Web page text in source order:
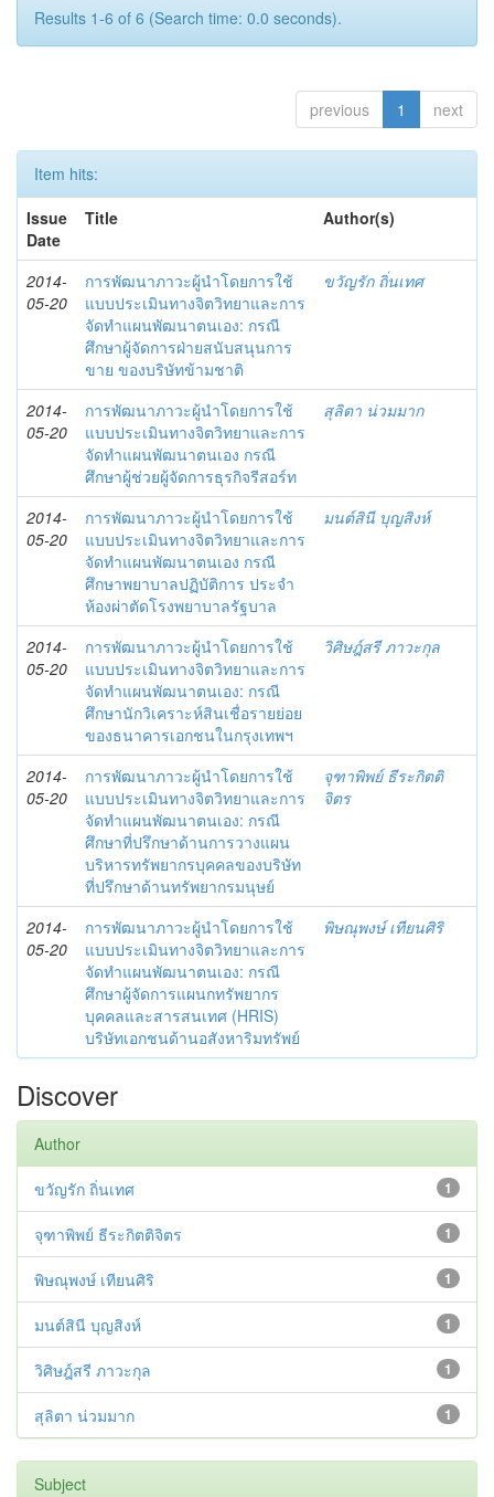
Results 1-6 of 6 (Search time: 0.0 seconds).
previous 1 next
Item hits:
Issue
Date
Title Author(s)
2014-
05-20
การพัฒนาภาวะผู้นำโดยการใช้
แบบประเมินทางจิตวิทยาและการ
จัดทำแผนพัฒนาตนเอง: กรณี
ศึกษาผู้จัดการฝ่ายสนับสนุนการ
ขาย ของบริษัทข้ามชาติ
ขวัญรัก ถิ่นเทศ
2014-
05-20
การพัฒนาภาวะผู้นำโดยการใช้
แบบประเมินทางจิตวิทยาและการ
จัดทำแผนพัฒนาตนเอง กรณี
ศึกษาผู้ช่วยผู้จัดการธุรกิจรีสอร์ท
สุลิตา น่วมมาก
2014-
05-20
การพัฒนาภาวะผู้นำโดยการใช้
แบบประเมินทางจิตวิทยาและการ
จัดทำแผนพัฒนาตนเอง กรณี
ศึกษาพยาบาลปฏิบัติการ ประจำ
ห้องผ่าตัดโรงพยาบาลรัฐบาล
มนต์สินี บุญสิงห์
2014-
05-20
การพัฒนาภาวะผู้นำโดยการใช้
แบบประเมินทางจิตวิทยาและการ
จัดทำแผนพัฒนาตนเอง: กรณี
ศึกษานักวิเคราะห์สินเชื่อรายย่อย
ของธนาคารเอกชนในกรุงเทพฯ
วิศิษฎ์สรี ภาวะกุล
2014-
05-20
การพัฒนาภาวะผู้นำโดยการใช้
แบบประเมินทางจิตวิทยาและการ
จัดทำแผนพัฒนาตนเอง: กรณี
ศึกษาที่ปรึกษาด้านการวางแผน
บริหารทรัพยากรบุคคลของบริษัท
ที่ปรึกษาด้านทรัพยากรมนุษย์
จุฑาพิพย์ ธีระกิตติ
จิตร
2014-
05-20
การพัฒนาภาวะผู้นำโดยการใช้
แบบประเมินทางจิตวิทยาและการ
จัดทำแผนพัฒนาตนเอง: กรณี
ศึกษาผู้จัดการแผนกทรัพยากร
บุคคลและสารสนเทศ (HRIS)
บริษัทเอกชนด้านอสังหาริมทรัพย์
พิษณุพงษ์ เทียนศิริ
Discover
Author
1
ขวัญรัก ถิ่นเทศ
1
จุฑาพิพย์ ธีระกิตติจิตร
1
พิษณุพงษ์ เทียนศิริ
1
มนต์สินี บุญสิงห์
1
วิศิษฎ์สรี ภาวะกุล
1
สุลิตา น่วมมาก
Subject